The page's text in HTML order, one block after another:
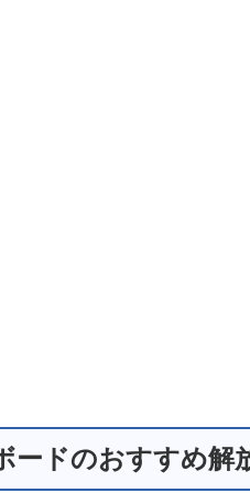
ードのおすすめ解